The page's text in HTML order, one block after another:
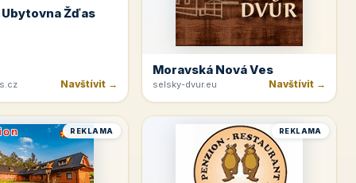
Žďas
Navštívit →
Moravská Nová Ves
selsky-dvur.eu Navštívit →
REKLAMA REKLAMA